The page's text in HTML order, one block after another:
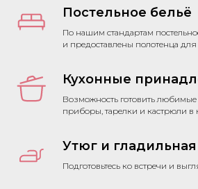
Постельное бельё
По нашим стандартам
и предоставлены полотенца для
Кухонные
Возможность готовить
приборы, тарелки и кастрюли в
Утюг и
Подготовьтесь ко встречи и